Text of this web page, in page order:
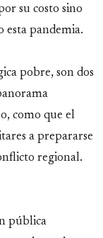
su costo sino
esta pandemia.
pobre, son dos
como que el
a prepararse
regional.
pública